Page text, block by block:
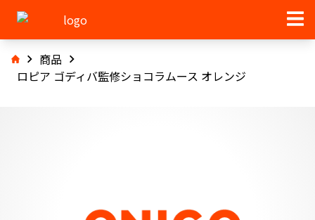
商品
ロピア ゴディバ監修ショコラムース オレンジ